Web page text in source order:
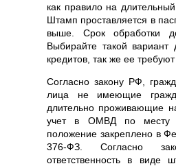
как правило на
Штамп проставляется в
выше. Срок обработки
Выбирайте такой
кредитов, так же ее
Согласно закону РФ,
лица не имеющие
длительно проживающие
учет в ОМВД по месту
положение закреплено в
376-ФЗ. Согласно
ответственность в виде